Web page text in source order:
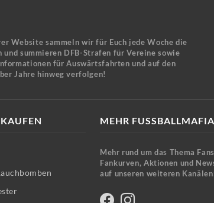
Website sammeln wir für Euch jede Woche die
summieren DFB-Strafen für Vereine sowie
für Auswärtsfahrten und auf den
Jahre hinweg verfolgen!
MEHR FUSSBALLMAFIA
Mehr rund um das Thema
Fankurven, Aktionen und
auf unseren weiteren